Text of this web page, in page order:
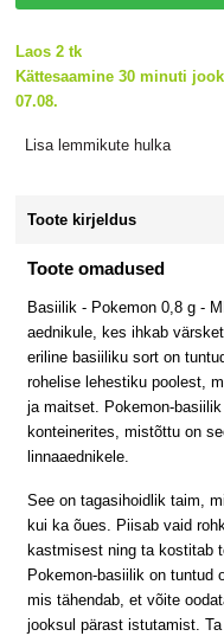
Laos 2 tk
Kättesaamine 30 minuti
07.08.
Lisa lemmikute hulka
Toote kirjeldus
Toote omadused
Basiilik - Pokemon 0,8 g -
aednikule, kes ihkab
eriline basiiliku sort on
rohelise lehestiku poolest,
ja maitset. Pokemon-
konteinerites, mistõttu on
linnaaednikele.
See on tagasihoidlik taim,
kui ka õues. Piisab vaid
kastmisest ning ta kostitab
Pokemon-basiilik on tuntud
mis tähendab, et võite
jooksul pärast istutamist.